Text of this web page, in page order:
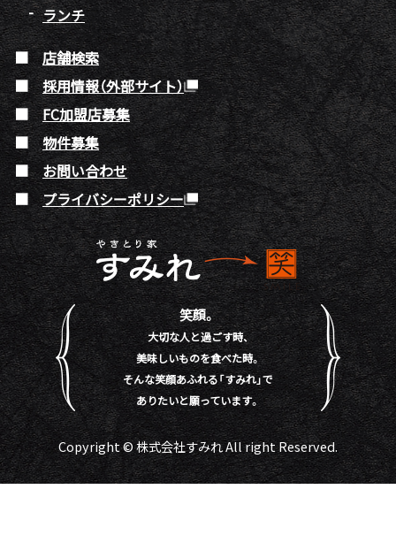
ランチ
店舗検索
採用情報（外部サイト）
FC加盟店募集
物件募集
お問い合わせ
プライバシーポリシー
笑顔。
大切な人と過ごす時、
美味しいものを食べた時。
そんな笑顔あふれる「すみれ」で
ありたいと願っています。
Copyright © 株式会社すみれ All right Reserved.